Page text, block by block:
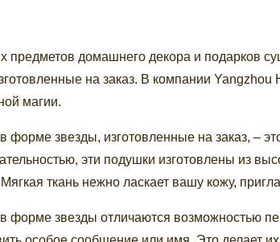
предметов домашнего декора и подарков
на заказ. В компании
магии.
форме звезды, изготовленные на заказ, –
эти подушки изготовлены из
ткань нежно ласкает вашу кожу,
форме звезды отличаются возможностью